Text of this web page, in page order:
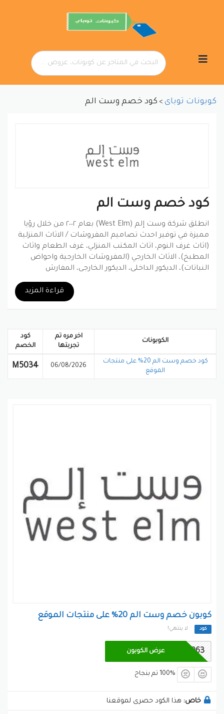
إلى
كوبونات توباى > كود خصم وست الم
قراءة المزيد
كود خصم وست الم
انطلق شركة وست إلم (West Elm) بعام ٢٠٠٢ من خلال رؤيا
مميزة في توفير احدث تصاميم المفروشات / الاثاث المنزلية
(اثاث غرف النوم، اثاث المكتب المنزلي، غرف الطعام واثاث
المطبخ)، الاثاث الخارجي (المفروشات الخارجية واحواض
النباتات)، الديكور الداخلي، الديكور الخارجي، المفارش
اللوحات، المطبخ وادوات المطبخ والمزيد من المنتجات
الكوبونات
اخر مره تم
تجربتها
كود
الخصم
كود خصم وست الم 20% على منتجات
الموقع
06/08/2026
M5034
كوبون خصم وست الم 20% على منتجات الموقع
كود لا ينتهي!
M2963 عرض الكوبون
100% تم بنجاح
خاص: هذا الكود حصرى لموقعنا